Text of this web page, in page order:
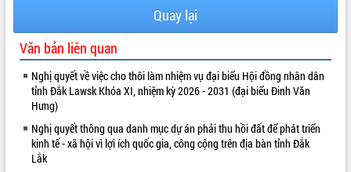
VIDEO
Quay lại
Văn bản liên quan
Nghị quyết về việc cho thôi làm nhiệm vụ đại biểu Hội đồng nhân dân
tỉnh Đắk Lawsk Khóa XI, nhiệm kỳ 2026 - 2031 (đại biểu Đinh Văn
Hưng)
Nghị quyết thông qua danh mục dự án phải thu hồi đất để phát triển
kinh tế - xã hội vì lợi ích quốc gia, công cộng trên địa bàn tỉnh Đắk
Lắk